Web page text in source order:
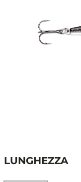
LUNGHEZZA